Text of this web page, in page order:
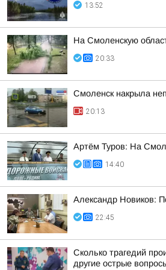
13:52
На Смоленскую
20:33
Смоленск накрыла
20:13
Артём Туров: На
14:40
Александр Новиков:
22:45
Сколько трагедий
другие острые